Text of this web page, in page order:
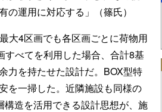
運用に対応する」（篠氏）
大4区画でも各区画ごとに荷物用
べてを利用した場合、合計8基
力を持たせた設計だ。BOX型特
を一掃した。近隣施設も同様の
造を活用できる設計思想が、施